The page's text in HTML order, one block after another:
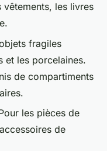
vêtements, les livres
fragiles
et les porcelaines.
de compartiments
les pièces de
de